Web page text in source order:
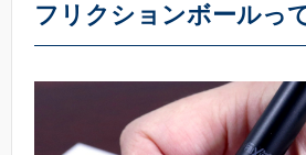
フリクションボールっ